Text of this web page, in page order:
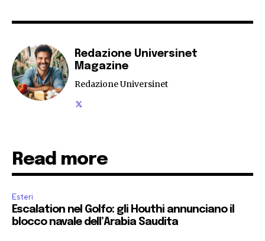
Redazione Universinet
Magazine
Redazione Universinet
Read more
Esteri
Escalation nel Golfo: gli Houthi annunciano il
blocco navale dell’Arabia Saudita